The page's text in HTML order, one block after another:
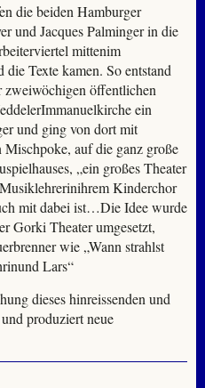
die beiden Hamburger
und Jacques Palminger in die
mittenim
Texte kamen. So entstand
zweiwöchigen öffentlichen
ein
und ging von dort mit
auf die ganz große
„ein großes Theater
Kinderchor
mit dabei ist…Die Idee wurde
Gorki Theater umgesetzt,
wie „Wann strahlst
Lars“
dieses hinreissenden und
produziert neue